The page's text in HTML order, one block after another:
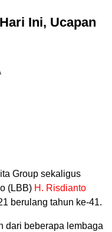
Ini, Ucapan
Group sekaligus
(LBB) H. Risdianto
berulang tahun ke-41.
dari beberapa lembaga